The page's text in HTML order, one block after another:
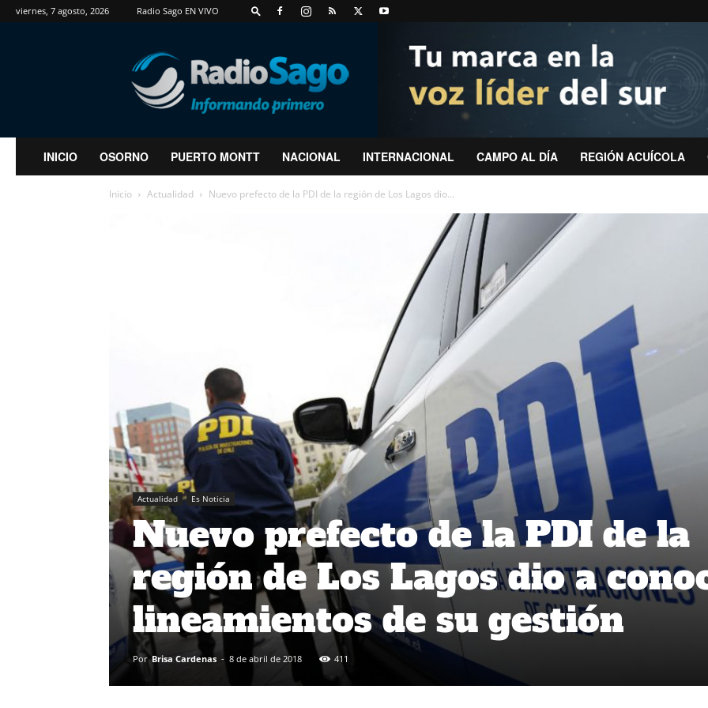
viernes, 7 agosto, 2026 Radio Sago EN VIVO
RadioSago
INICIO OSORNO PUERTO MONTT NACIONAL INTERNACIONAL CAMPO AL DÍA REGIÓN ACUÍCOLA
Inicio Actualidad Nuevo prefecto de la PDI de la región de Los Lagos dio...
Actualidad Es Noticia
Nuevo prefecto de la PDI de la
región de Los Lagos dio a
lineamientos de su gestión
Por Brisa Cardenas - 8 de abril de 2018 411